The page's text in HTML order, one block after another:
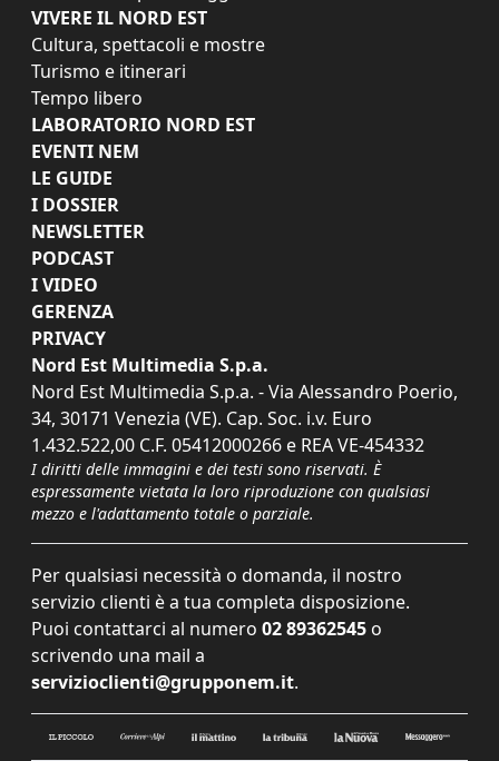
VIVERE IL NORD EST
Cultura, spettacoli e mostre
Turismo e itinerari
Tempo libero
LABORATORIO NORD EST
EVENTI NEM
LE GUIDE
I DOSSIER
NEWSLETTER
PODCAST
I VIDEO
GERENZA
PRIVACY
Nord Est Multimedia S.p.a.
Nord Est Multimedia S.p.a. - Via Alessandro Poerio,
34, 30171 Venezia (VE). Cap. Soc. i.v. Euro
1.432.522,00 C.F. 05412000266 e REA VE-454332
I diritti delle immagini e dei testi sono riservati. È
espressamente vietata la loro riproduzione con qualsiasi
mezzo e l'adattamento totale o parziale.
Per qualsiasi necessità o domanda, il nostro
servizio clienti è a tua completa disposizione.
Puoi contattarci al numero 02 89362545 o
scrivendo una mail a
servizioclienti@grupponem.it.